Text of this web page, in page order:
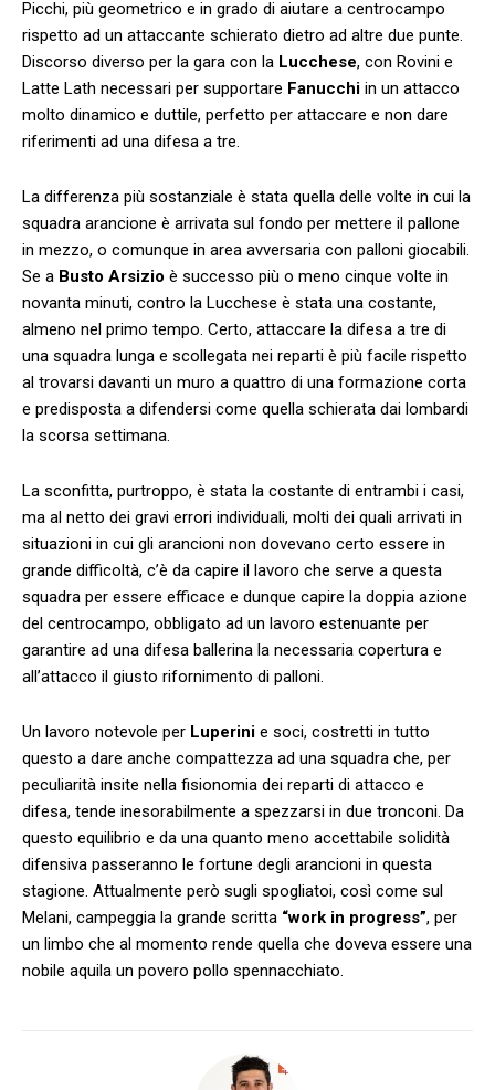
Picchi, più geometrico e in grado di aiutare a centrocampo
rispetto ad un attaccante schierato dietro ad altre due punte.
Discorso diverso per la gara con la Lucchese, con Rovini e
Latte Lath necessari per supportare Fanucchi in un attacco
molto dinamico e duttile, perfetto per attaccare e non dare
riferimenti ad una difesa a tre.
La differenza più sostanziale è stata quella delle volte in cui la
squadra arancione è arrivata sul fondo per mettere il pallone
in mezzo, o comunque in area avversaria con palloni giocabili.
Se a Busto Arsizio è successo più o meno cinque volte in
novanta minuti, contro la Lucchese è stata una costante,
almeno nel primo tempo. Certo, attaccare la difesa a tre di
una squadra lunga e scollegata nei reparti è più facile rispetto
al trovarsi davanti un muro a quattro di una formazione corta
e predisposta a difendersi come quella schierata dai lombardi
la scorsa settimana.
La sconfitta, purtroppo, è stata la costante di entrambi i casi,
ma al netto dei gravi errori individuali, molti dei quali arrivati in
situazioni in cui gli arancioni non dovevano certo essere in
grande difficoltà, c’è da capire il lavoro che serve a questa
squadra per essere efficace e dunque capire la doppia azione
del centrocampo, obbligato ad un lavoro estenuante per
garantire ad una difesa ballerina la necessaria copertura e
all’attacco il giusto rifornimento di palloni.
Un lavoro notevole per Luperini e soci, costretti in tutto
questo a dare anche compattezza ad una squadra che, per
peculiarità insite nella fisionomia dei reparti di attacco e
difesa, tende inesorabilmente a spezzarsi in due tronconi. Da
questo equilibrio e da una quanto meno accettabile solidità
difensiva passeranno le fortune degli arancioni in questa
stagione. Attualmente però sugli spogliatoi, così come sul
Melani, campeggia la grande scritta “work in progress”, per
un limbo che al momento rende quella che doveva essere una
nobile aquila un povero pollo spennacchiato.